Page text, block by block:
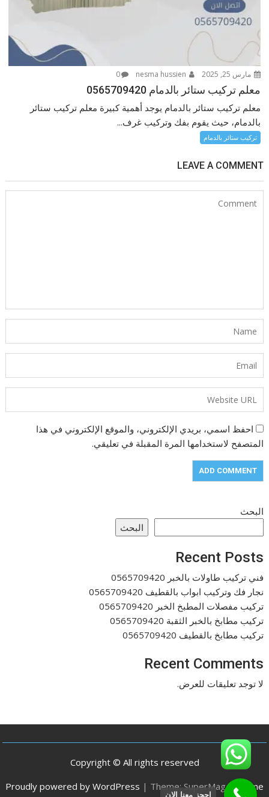
مارس 25, 2025 0
معلم تركيب ستائر بالدمام 0565709420
معلم تركيب ستائر بالدمام يوجد أهمية كبيرة معلم تركيب ستائر
بالدمام، حيث يقوم بفك وتركيب غرف...
تركيب ستائر بالدمام
LEAVE A COMMENT
احفظ اسمي، بريدي الإلكتروني، والموقع الإلكتروني في هذا
المتصفح لاستخدامها المرة المقبلة في تعليقي.
البحث
البحث
Recent Posts
فني تركيب طاولات بالخبر 0565709420
نجار فك وتركيب ابواب بالقطيف 0565709420
تركيب مفصلات المطبخ الخبر 0565709420
تركيب مطابخ بالخبر الثقبة 0565709420
تركيب مطابخ بالقطيف 0565709420
Recent Comments
لا توجد تعليقات للعرض.
Copyright © All rights reserved
Proudly powered by WordPress | Theme: SuperMag by
Acme
احجز معنا الان